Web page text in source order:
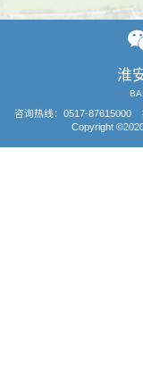
淮
咨询热线： 0517-87615000投
Copyright